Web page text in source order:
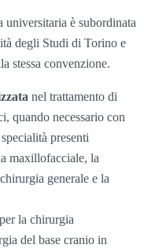
universitaria è subordinata
degli Studi di Torino e
stessa convenzione.
nel trattamento di
quando necessario con
presenti
maxillofacciale, la
generale e la
la chirurgia
del base cranio in